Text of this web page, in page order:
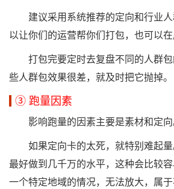
建议采用系统推荐的定向和行业人
以让你们的运营帮你们打包，也可以在
打包完要定时去复盘不同的人群包
些人群包效果很差，就及时把它抛掉。
③ 跑量因素
影响跑量的因素主要是素材和定向
如果定向卡的太死，就特别难起量
最好做到几千万的水平，这种会比较
一个特定地域的情况，无法放大，属